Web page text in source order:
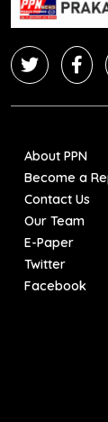
About PPN
Become a
Contact Us
Our Team
E-Paper
Twitter
Facebook